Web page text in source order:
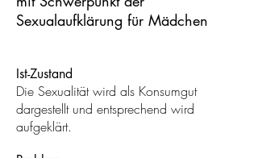
Sexualaufklärung für Mädchen
Ist-Zustand
Die Sexualität wird als Konsumgut
dargestellt und entsprechend wird
aufgeklärt.